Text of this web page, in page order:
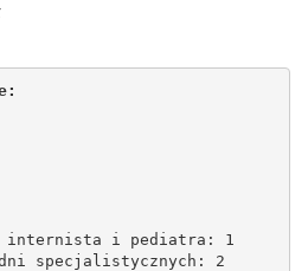
internista i pediatra: 1
specjalistycznych: 2